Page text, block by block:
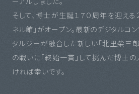
そして、博士が生誕１７０周年を迎える
ネル館」がオープン。最新のデジタルコ
タルジーが融合した新しい「北里柴三
の戦いに「終始一貫」して挑んだ博士
ければ幸いです。